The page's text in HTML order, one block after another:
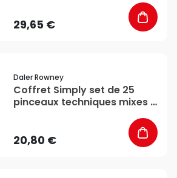
29,65 €
Daler Rowney
Coffret Simply set de 25
pinceaux techniques mixes -
20,80 €